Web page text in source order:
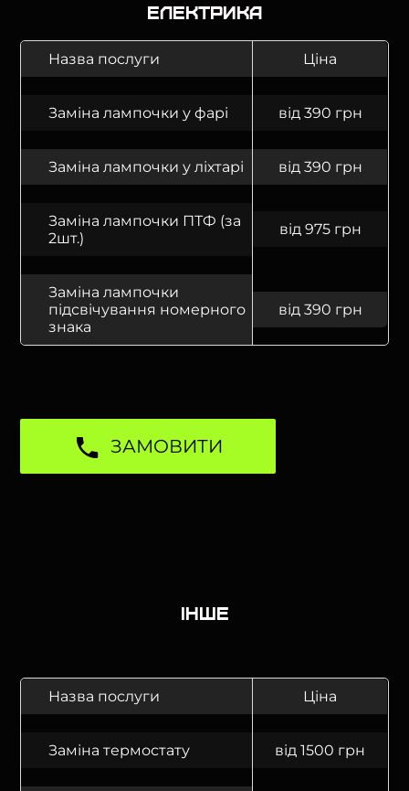
Електрика
Назва послуги Ціна
Заміна лампочки у фарі від 390 грн
Заміна лампочки у ліхтарі від 390 грн
Заміна лампочки ПТФ (за
2шт.)
від 975 грн
Заміна лампочки
підсвічування номерного
знака
від 390 грн
ЗАМОВИТИ
Інше
Назва послуги Ціна
Заміна термостату від 1500 грн